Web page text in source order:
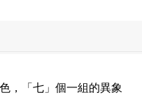
，「七」個一組的異象